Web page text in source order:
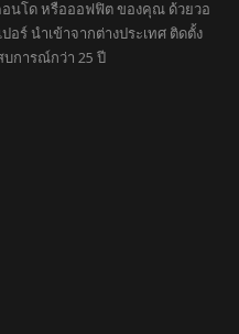
นโด หรือออฟฟิต ของคุณ ด้วยวอ
อร์ นำเข้าจากต่างประเทศ ติดตั้ง
การณ์กว่า 25 ปี